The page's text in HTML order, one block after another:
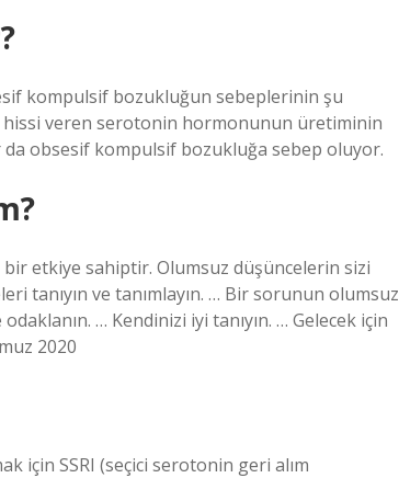
kompulsif bozukluğun sebeplerinin şu
veren serotonin hormonunun üretiminin
obsesif kompulsif bozukluğa sebep oluyor.
bir etkiye sahiptir. Olumsuz düşüncelerin sizi
tanıyın ve tanımlayın. … Bir sorunun olumsuz
… Kendinizi iyi tanıyın. … Gelecek için
2020
için SSRI (seçici serotonin geri alım